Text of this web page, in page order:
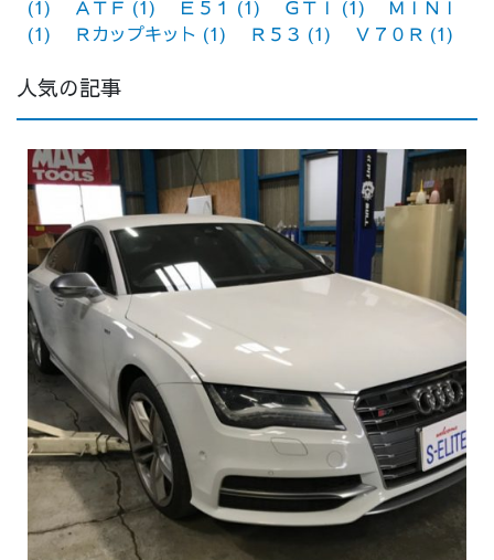
(1) ＡＴＦ (1) Ｅ５１ (1) ＧＴＩ (1)
ＭＩＮＩ
(1)
Ｒカップキット (1) Ｒ５３ (1) Ｖ７０Ｒ (1)
人気の記事